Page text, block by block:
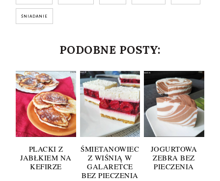
ŚNIADANIE
PODOBNE POSTY:
PLACKI Z
JABŁKIEM NA
KEFIRZE
ŚMIETANOWIEC
Z WIŚNIĄ W
GALARETCE
BEZ PIECZENIA
JOGURTOWA
ZEBRA BEZ
PIECZENIA